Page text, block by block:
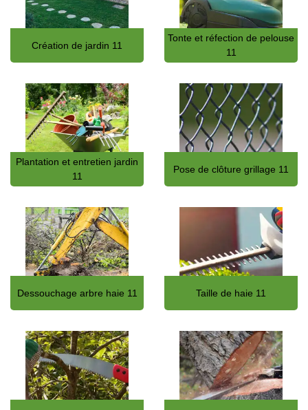
Création de jardin 11
Tonte et réfection de pelouse
11
Plantation et entretien jardin
11
Pose de clôture grillage 11
Dessouchage arbre haie 11 Taille de haie 11